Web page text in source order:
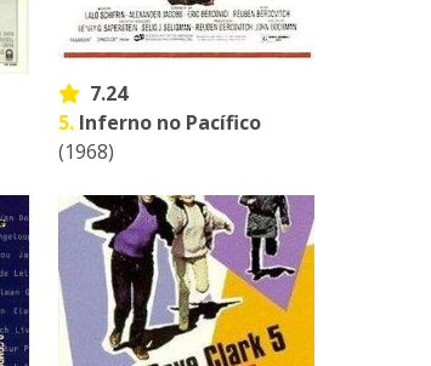
7.24
5. Inferno no Pacífico
(1968)